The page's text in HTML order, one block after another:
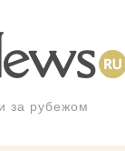
за рубежом